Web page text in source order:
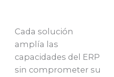
Cada solución
amplía las
capacidades del ERP
sin comprometer su